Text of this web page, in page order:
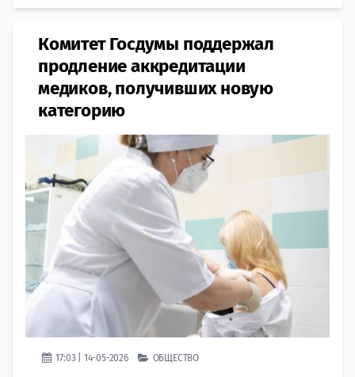
Комитет Госдумы поддержал
продление аккредитации
медиков, получивших новую
категорию
17:03 | 14-05-2026 ОБЩЕСТВО